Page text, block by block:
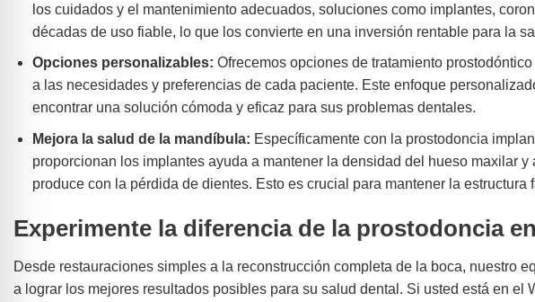
los cuidados y el mantenimiento adecuados, soluciones como implantes,
décadas de uso fiable, lo que los convierte en una inversión rentable para la
Opciones personalizables: Ofrecemos opciones de tratamiento
a las necesidades y preferencias de cada paciente. Este enfoque
encontrar una solución cómoda y eficaz para sus problemas dentales.
Mejora la salud de la mandíbula: Específicamente con la prostodoncia
proporcionan los implantes ayuda a mantener la densidad del hueso maxilar y
produce con la pérdida de dientes. Esto es crucial para mantener la estructura
Experimente la diferencia de la prostodoncia
Desde restauraciones simples a la reconstrucción completa de la boca, nuestro
a lograr los mejores resultados posibles para su salud dental. Si usted está en el